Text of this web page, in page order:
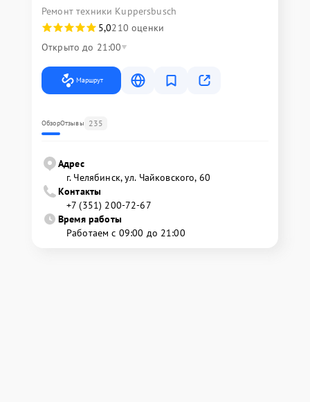
Ремонт техники Kuppersbusch
5,0210 оценки
Открыто до 21:00
Маршрут
ОбзорОтзывы 235
Адрес
г. Челябинск, ул. Чайковского, 60
Контакты
+7 (351) 200-72-67
Время работы
Работаем с 09:00 до 21:00